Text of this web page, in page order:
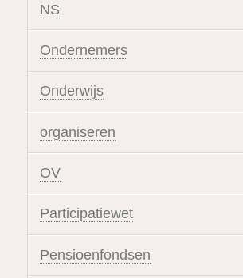
NS
Ondernemers
Onderwijs
organiseren
OV
Participatiewet
Pensioenfondsen